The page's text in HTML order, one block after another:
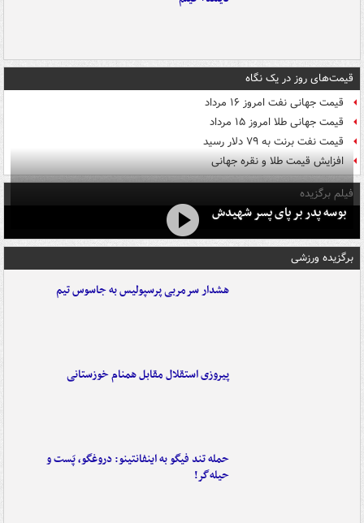
قیمت‌های روز در یک نگاه
قیمت جهانی نفت امروز ۱۶ مرداد
قیمت جهانی طلا امروز ۱۵ مرداد
قیمت نفت برنت به ۷۹ دلار رسید
افزایش قیمت طلا و نقره جهانی
فیلم برگزیده
بوسه‌ پدر بر پای پسر شهیدش
برگزیده ورزشی
هشدار سرمربی پرسپولیس به جاسوس تیم
پیروزی استقلال مقابل همنام خوزستانی
حمله تند فیگو به اینفانتینو: دروغگو، پَست‌ و
حیله‌گر!